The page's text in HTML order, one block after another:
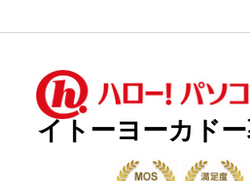
イトーヨーカド